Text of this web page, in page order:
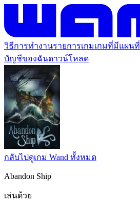
วิธีการทำงานรายการเกมเกมที่มีแผนที่
บัญชีของฉันดาวน์โหลด
กลับไปดูเกม Wand ทั้งหมด
Abandon Ship
เล่นด้วย